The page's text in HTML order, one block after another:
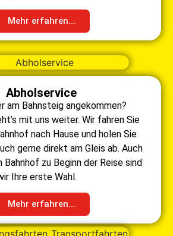
Mehr erfahren...
Abholservice
am Bahnsteig angekommen?
mit uns weiter. Wir fahren Sie
nach Hause und holen Sie
gerne direkt am Gleis ab. Auch
Bahnhof zu Beginn der Reise sind
Ihre erste Wahl.
Mehr erfahren...